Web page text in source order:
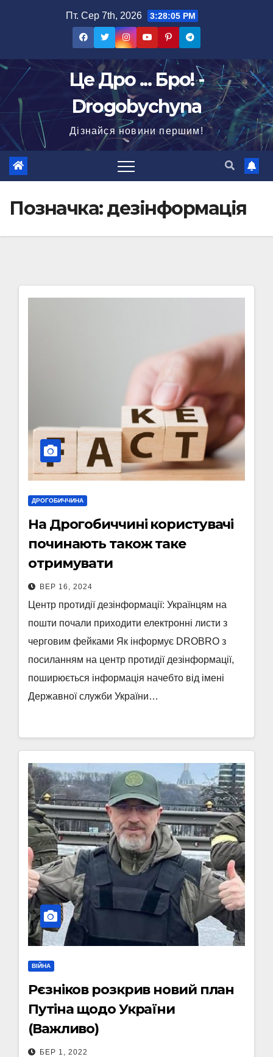
Пт. Сер 7th, 2026 3:28:06 PM
Це Дро ... Бро! -
Drogobychyna
Дізнайся новини першим!
Позначка:дезінформація
ДРОГОБИЧЧИНА
На Дрогобиччині користувачі
починають також таке
отримувати
ВЕР 16, 2024
Центр протидії дезінформації: Українцям на
пошти почали приходити електронні листи з
черговим фейками Як інформує DROBRO з
посиланням на центр протидії дезінформації,
поширюється інформація начебто від імені
Державної служби України…
ВІЙНА
Рєзніков розкрив новий план
Путіна щодо України
(Важливо)
БЕР 1, 2022